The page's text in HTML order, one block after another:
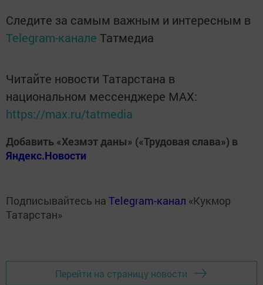
Следите за самым важным и интересным в
Telegram-канале Татмедиа
Читайте новости Татарстана в
национальном мессенджере MАХ:
https://max.ru/tatmedia
Добавить «Хезмэт даны» («Трудовая слава») в
Яндекс.Новости
Подписывайтесь на Telegram-канал «Кукмор
Татарстан»
Перейти на страницу новости